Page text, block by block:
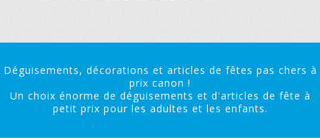
Déguisements, décorations et articles de fêtes pas chers à
prix canon !
Un choix énorme de déguisements et d'articles de fête à
petit prix pour les adultes et les enfants.